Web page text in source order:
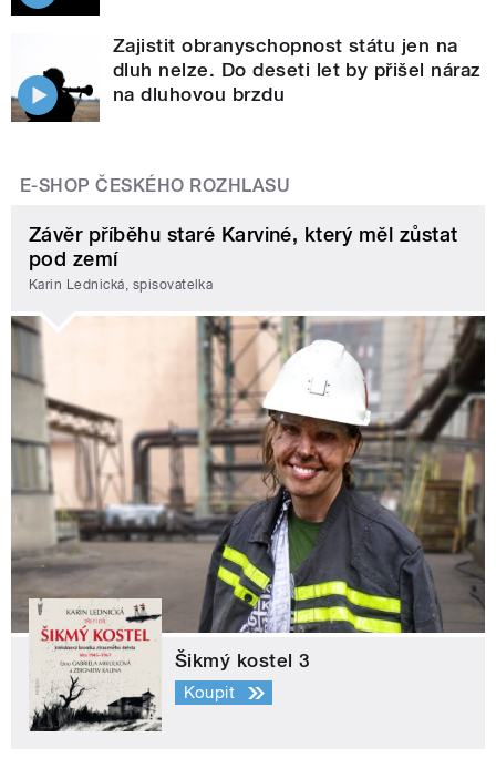
Zajistit obranyschopnost státu jen na
dluh nelze. Do deseti let by přišel náraz
na dluhovou brzdu
E-SHOP ČESKÉHO ROZHLASU
Závěr příběhu staré Karviné, který měl zůstat
pod zemí
Karin Lednická, spisovatelka
Šikmý kostel 3
Koupit